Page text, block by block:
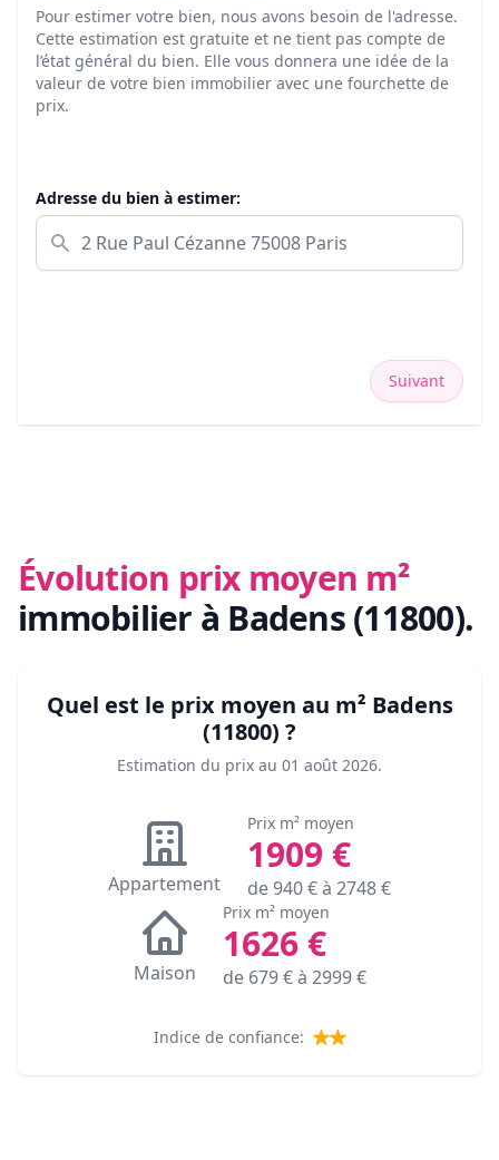
Pour estimer votre bien, nous avons besoin de l'adresse.
Cette estimation est gratuite et ne tient pas compte de
l’état général du bien. Elle vous donnera une idée de la
valeur de votre bien immobilier avec une fourchette de
prix.
Adresse du bien à estimer:
Suivant
Évolution prix moyen m²
immobilier à Badens (11800).
Quel est le prix moyen au m² Badens
(11800) ?
Estimation du prix au 01 août 2026.
Appartement
Prix m² moyen
1909 €
de940€ à 2748€
Maison
Prix m² moyen
1626€
de 679€ à 2999€
Indice de confiance: